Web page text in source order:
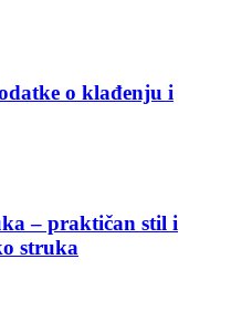
o klađenju i
– praktičan stil i
struka